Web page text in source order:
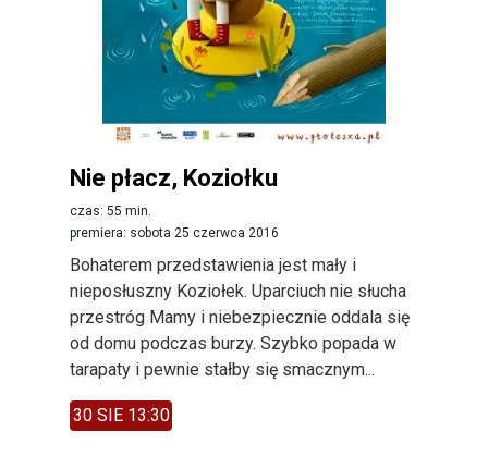
Nie płacz, Koziołku
czas: 55 min.
premiera: sobota 25 czerwca 2016
Bohaterem przedstawienia jest mały i
nieposłuszny Koziołek. Uparciuch nie słucha
przestróg Mamy i niebezpiecznie oddala się
od domu podczas burzy. Szybko popada w
tarapaty i pewnie stałby się smacznym...
30 SIE 13:30